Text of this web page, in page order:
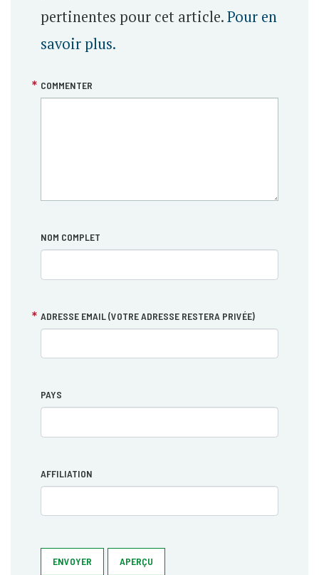
pertinentes pour cet article.Pour en
savoir plus.
COMMENTER
NOM COMPLET
ADRESSE EMAIL (VOTRE ADRESSE RESTERA PRIVÉE)
PAYS
AFFILIATION
ENVOYER APERÇU